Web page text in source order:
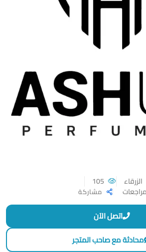
الزرقاء
مشاركة
اتصل الآن
محادثة مع صاحب المتجر